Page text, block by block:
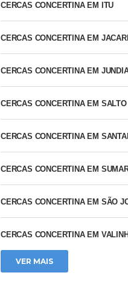
CERCAS CONCERTINA EM ITU
CERCAS CONCERTINA EM
CERCAS CONCERTINA EM
CERCAS CONCERTINA EM SALTO
CERCAS CONCERTINA EM
CERCAS CONCERTINA EM
CERCAS CONCERTINA EM SÃO
CERCAS CONCERTINA EM
VER MAIS